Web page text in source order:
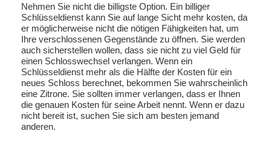
Nehmen Sie nicht die billigste Option. Ein billiger
Schlüsseldienst kann Sie auf lange Sicht mehr kosten, da
er möglicherweise nicht die nötigen Fähigkeiten hat, um
Ihre verschlossenen Gegenstände zu öffnen. Sie werden
auch sicherstellen wollen, dass sie nicht zu viel Geld für
einen Schlosswechsel verlangen. Wenn ein
Schlüsseldienst mehr als die Hälfte der Kosten für ein
neues Schloss berechnet, bekommen Sie wahrscheinlich
eine Zitrone. Sie sollten immer verlangen, dass er Ihnen
die genauen Kosten für seine Arbeit nennt. Wenn er dazu
nicht bereit ist, suchen Sie sich am besten jemand
anderen.